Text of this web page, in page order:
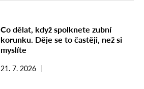
Co dělat, když spolknete zubní
korunku. Děje se to častěji, než si
myslíte
21. 7. 2026